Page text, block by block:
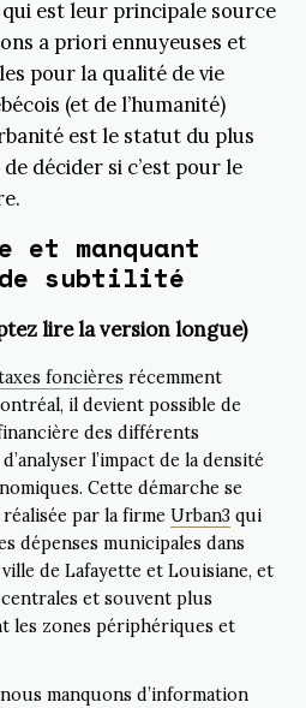
qui est leur principale source
a priori ennuyeuses et
pour la qualité de vie
(et de l’humanité)
est le statut du plus
décider si c’est pour le
et manquant
de subtilité
lire la version longue)
foncières récemment
il devient possible de
des différents
l’impact de la densité
Cette démarche se
réalisée par la firmeUrban3 qui
dépenses municipales dans
de Lafayette et Louisiane, et
et souvent plus
les zones périphériques et
manquons d’information